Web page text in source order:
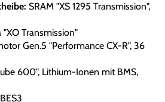
SRAM "XS 1295 Transmission",
"XO Transmission"
Gen.5 "Performance CX-R", 36
600", Lithium-Ionen mit BMS,